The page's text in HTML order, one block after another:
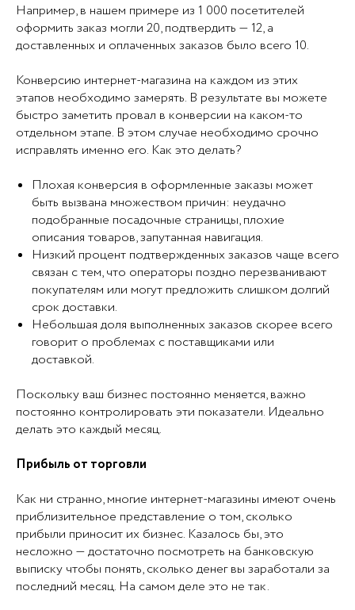
Например, в нашем примере из 1 000 посетителей
оформить заказ могли 20, подтвердить — 12, а
доставленных и оплаченных заказов было всего 10.
Конверсию интернет-магазина на каждом из этих
этапов необходимо замерять. В результате вы можете
быстро заметить провал в конверсии на каком-то
отдельном этапе. В этом случае необходимо срочно
исправлять именно его. Как это делать?
Плохая конверсия в оформленные заказы может
быть вызвана множеством причин: неудачно
подобранные посадочные страницы, плохие
описания товаров, запутанная навигация.
Низкий процент подтвержденных заказов чаще всего
связан с тем, что операторы поздно перезванивают
покупателям или могут предложить слишком долгий
срок доставки.
Небольшая доля выполненных заказов скорее всего
говорит о проблемах с поставщиками или
доставкой.
Поскольку ваш бизнес постоянно меняется, важно
постоянно контролировать эти показатели. Идеально
делать это каждый месяц.
Прибыль от торговли
Как ни странно, многие интернет-магазины имеют очень
приблизительное представление о том, сколько
прибыли приносит их бизнес. Казалось бы, это
несложно — достаточно посмотреть на банковскую
выписку чтобы понять, сколько денег вы заработали за
последний месяц. На самом деле это не так.